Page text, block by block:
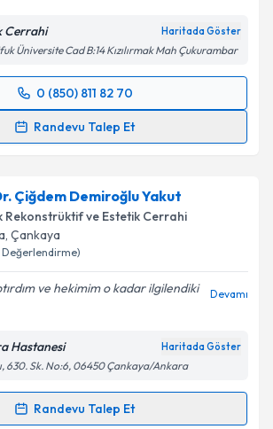
Cerrahi Haritada Göster
Üniversite Cad B:14 Kızılırmak Mah Çukurambar
0 (850) 811 82 70
Randevu Talep Et
Talebi
e-posta ile bilgilendireceğiz.
işlenmesini kabul ediyorum.
Takvim Talebini Gönder
Çiğdem Demiroğlu Yakut
Rekonstrüktif ve Estetik Cerrahi
, Çankaya
Değerlendirme)
ve hekimim o kadar ilgilendiki
Devamı
Hastanesi Haritada Göster
630. Sk. No:6, 06450 Çankaya/Ankara
Randevu Talep Et
Talebi